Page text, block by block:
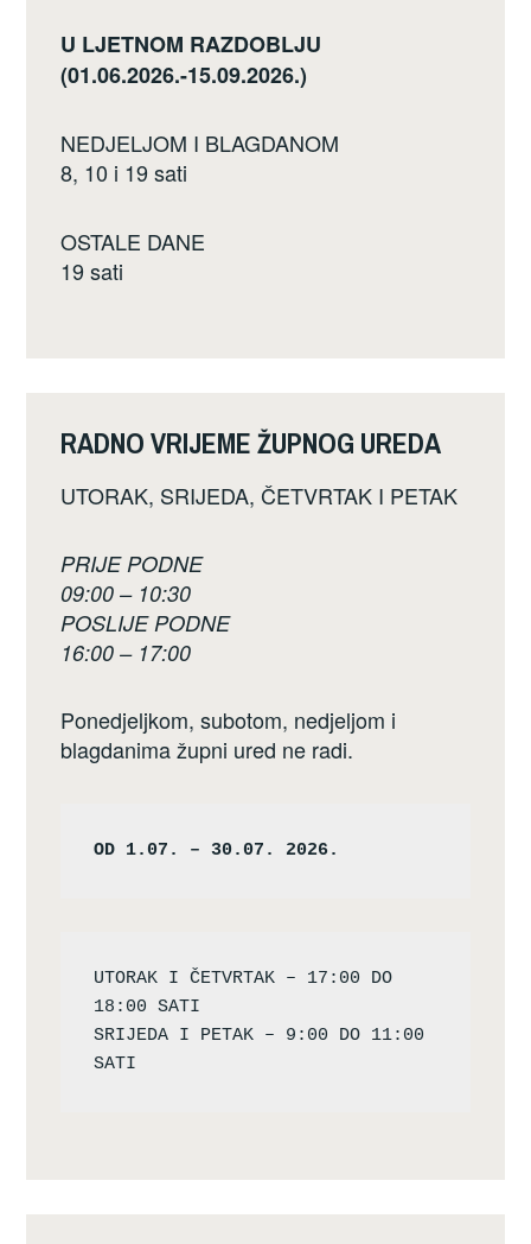
U LJETNOM RAZDOBLJU
(01.06.2026.-15.09.2026.)
NEDJELJOM I BLAGDANOM
8, 10 i 19 sati
OSTALE DANE
19 sati
RADNO VRIJEME ŽUPNOG UREDA
UTORAK, SRIJEDA, ČETVRTAK I PETAK
PRIJE PODNE
09:00 – 10:30
POSLIJE PODNE
16:00 – 17:00
Ponedjeljkom, subotom, nedjeljom i
blagdanima župni ured ne radi.
OD 1.07. – 30.07. 2026.
UTORAK I ČETVRTAK – 17:00 DO
18:00 SATI
SRIJEDA I PETAK – 9:00 DO 11:00